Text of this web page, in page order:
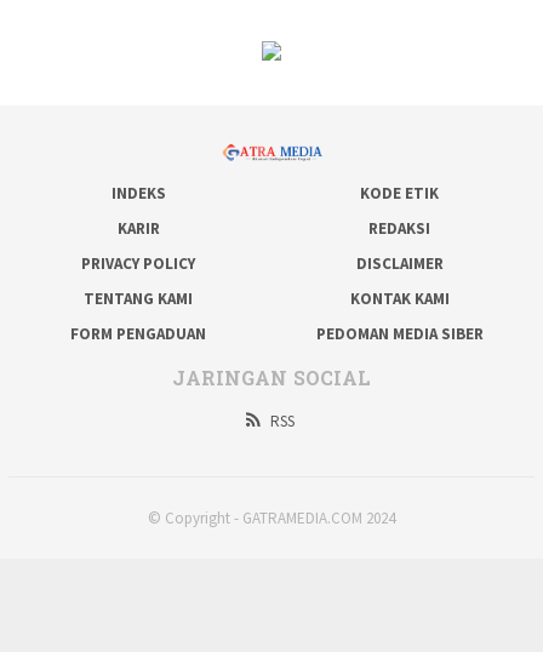
INDEKS
KODE ETIK
KARIR
REDAKSI
PRIVACY POLICY
DISCLAIMER
TENTANG KAMI
KONTAK KAMI
FORM PENGADUAN
PEDOMAN MEDIA SIBER
JARINGAN SOCIAL
RSS
© Copyright - GATRAMEDIA.COM 2024